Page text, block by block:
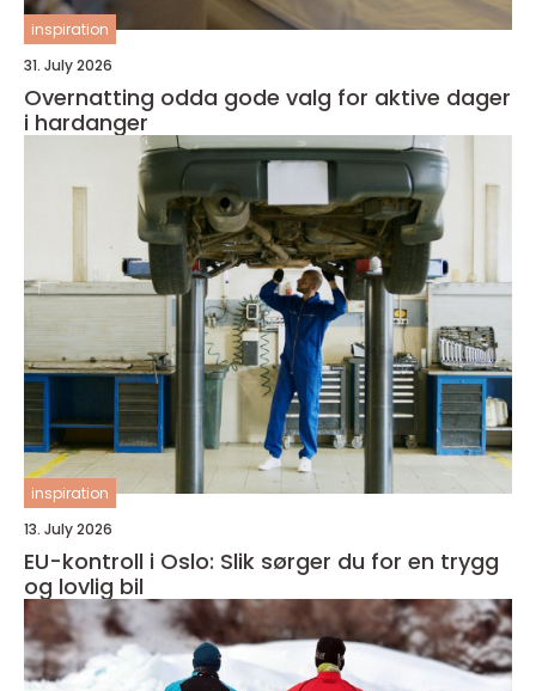
inspiration
31. July 2026
Overnatting odda gode valg for aktive dager
i hardanger
inspiration
13. July 2026
EU-kontroll i Oslo: Slik sørger du for en trygg
og lovlig bil